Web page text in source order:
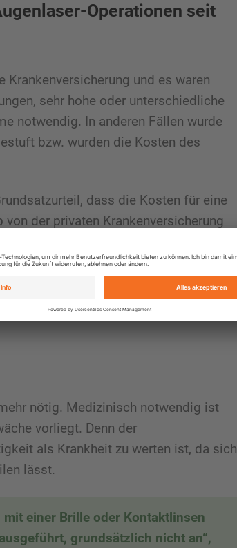
Operationen seit
Krankenversicherung und es waren
sehr hohe oder unterschiedliche
notwendig. In anderen Fällen wurde
bzw. wurden die Kosten des
dass die Kosten für eine
der privaten Krankenversicherung
privaten Krankenversicherungen
tragen könne. Denn wenn ein
mehr als Begründung der
so das Urteil.
nötig. Medizinisch notwendig ist
vorliegt. Denn der
als Krankheit zu werten ist, da sich
lässt.
einer Brille oder Kontaktlinsen
grundsätzlich nicht an“,